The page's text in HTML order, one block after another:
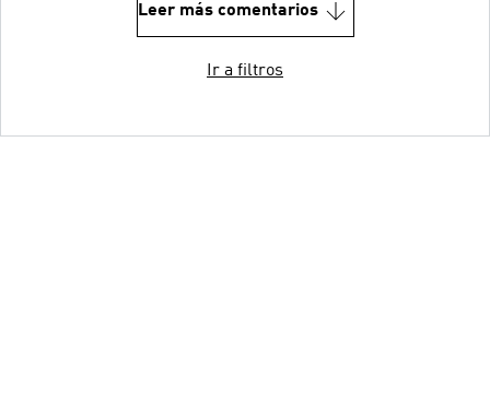
Leer más comentarios
Ir a filtros